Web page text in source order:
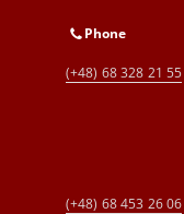
Phone
(+48) 68 328 21 55
(+48) 68 453 26 06